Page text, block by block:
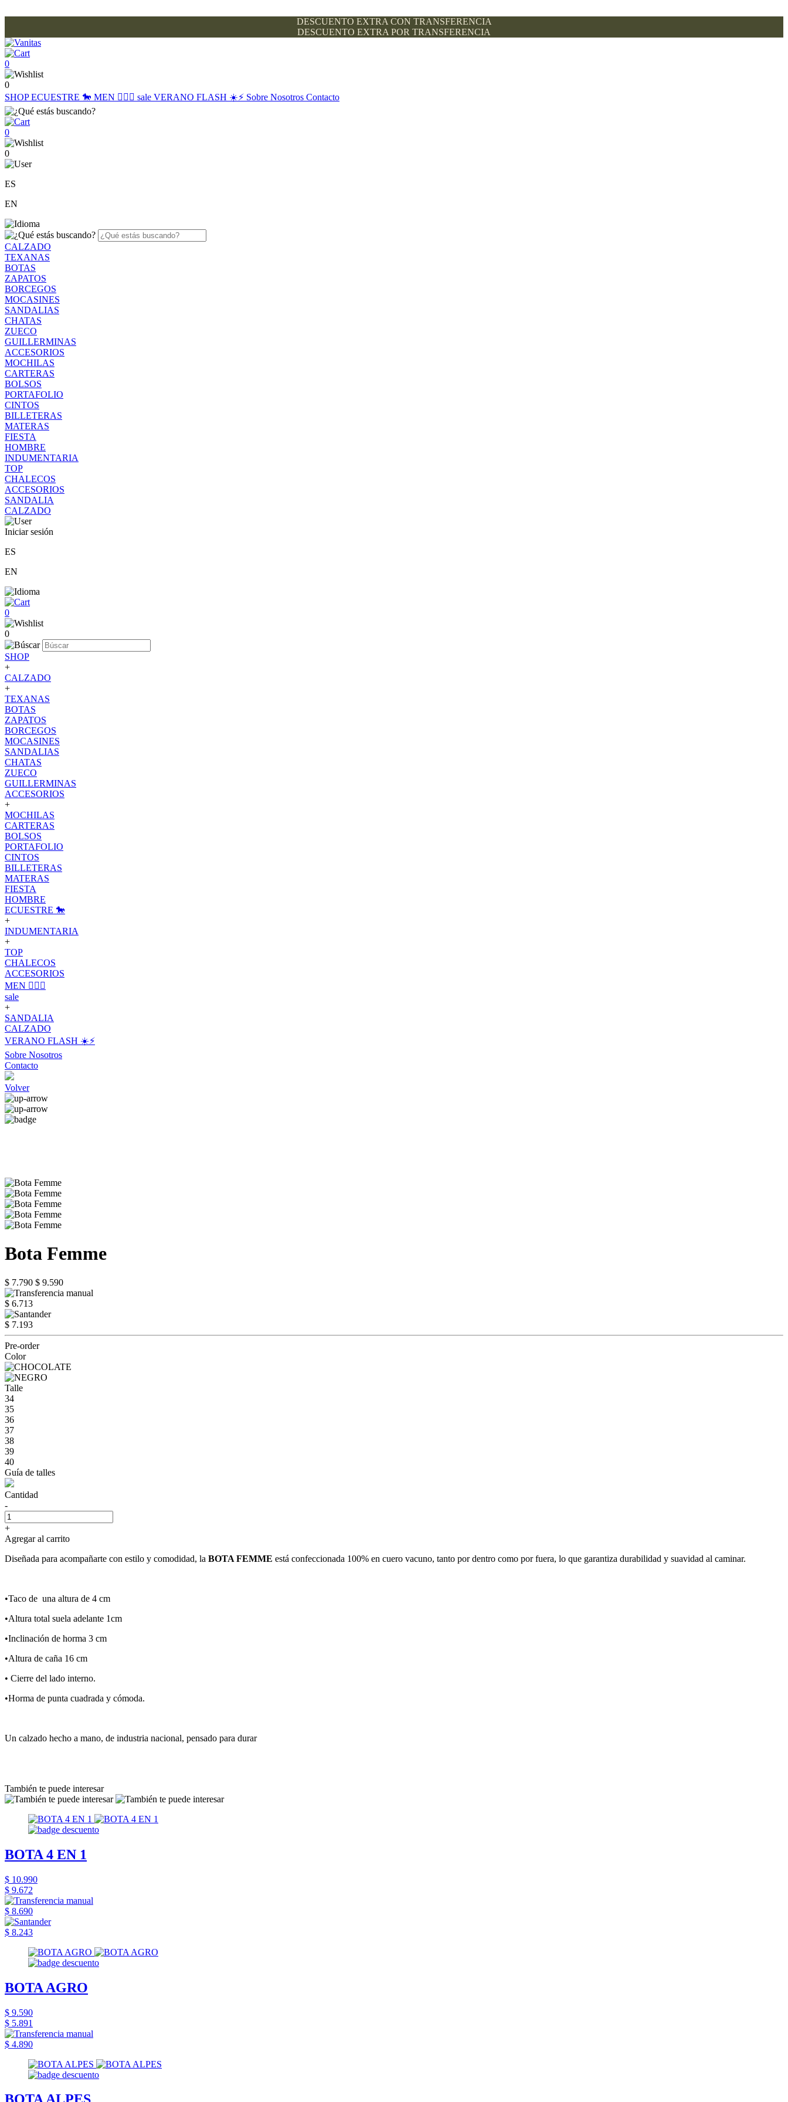
DESCUENTO EXTRA CON TRANSFERENCIA
DESCUENTO EXTRA POR TRANSFERENCIA
0
0
SHOPECUESTRE 🐎 MEN 🙋🏽‍♂️ sale VERANO FLASH ☀️⚡️ Sobre Nosotros Contacto
0
0
ES
EN
CALZADO
TEXANAS
BOTAS
ZAPATOS
BORCEGOS
MOCASINES
SANDALIAS
CHATAS
ZUECO
GUILLERMINAS
ACCESORIOS
MOCHILAS
CARTERAS
BOLSOS
PORTAFOLIO
CINTOS
BILLETERAS
MATERAS
FIESTA
HOMBRE
INDUMENTARIA
TOP
CHALECOS
ACCESORIOS
SANDALIA
CALZADO
Iniciar sesión
ES
EN
0
0
SHOP
+
CALZADO
+
TEXANAS
BOTAS
ZAPATOS
BORCEGOS
MOCASINES
SANDALIAS
CHATAS
ZUECO
GUILLERMINAS
ACCESORIOS
+
MOCHILAS
CARTERAS
BOLSOS
PORTAFOLIO
CINTOS
BILLETERAS
MATERAS
FIESTA
HOMBRE
ECUESTRE 🐎
+
INDUMENTARIA
+
TOP
CHALECOS
ACCESORIOS
MEN 🙋🏽‍♂️
sale
+
SANDALIA
CALZADO
VERANO FLASH ☀️⚡️
Sobre Nosotros
Contacto
Volver
Bota Femme
$ 7.790 $ 9.590
$ 6.713
$ 7.193
Pre-order
Color
Talle
34
35
36
37
38
39
40
Guía de talles
Cantidad
-
+
Agregar al carrito
Diseñada para acompañarte con estilo y comodidad, la BOTA FEMME está confeccionada 100% en cuero vacuno, tanto por dentro como por fuera, lo que garantiza durabilidad y suavidad al caminar.
•Taco de una altura de 4 cm
•Altura total suela adelante 1cm
•Inclinación de horma 3 cm
•Altura de caña 16 cm
• Cierre del lado interno.
•Horma de punta cuadrada y cómoda.
Un calzado hecho a mano, de industria nacional, pensado para durar
También te puede interesar
BOTA 4 EN 1
$ 10.990
$ 9.672
$ 8.690
$ 8.243
BOTA AGRO
$ 9.590
$ 5.891
$ 4.890